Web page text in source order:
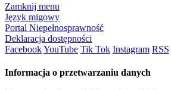
Zamknij menu
Język migowy
Portal Niepełnosprawność
Deklaracja dostępności
FacebookYouTube Tik Tok Instagram RSS
Informacja o przetwarzaniu danych